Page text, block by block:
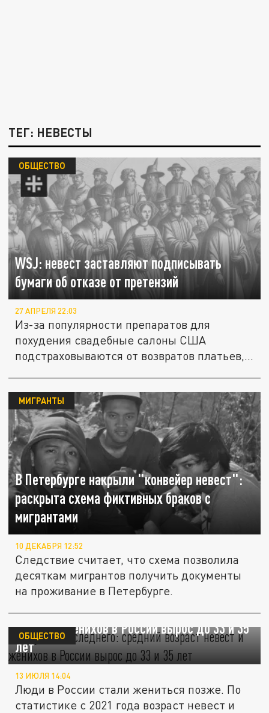
ТЕГ: НЕВЕСТЫ
WSJ: невест заставляют подписывать
бумаги об отказе от претензий
ОБЩЕСТВО
27 АПРЕЛЯ 22:03
Из-за популярности препаратов для
похудения свадебные салоны США
подстраховываются от возвратов платьев,...
В Петербурге накрыли "конвейер невест":
раскрыта схема фиктивных браков с
мигрантами
МИГРАНТЫ
10 ДЕКАБРЯ 12:52
Следствие считает, что схема позволила
десяткам мигрантов получить документы
на проживание в Петербурге.
Тянут до последнего: средний возраст
невест и женихов в России вырос до 33 и 35
лет
ОБЩЕСТВО
13 ИЮЛЯ 14:04
Люди в России стали жениться позже. По
статистике с 2021 года возраст невест и